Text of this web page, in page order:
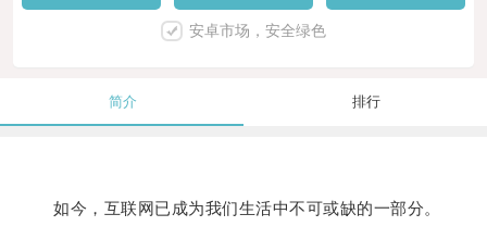
安卓市场，安全绿色
简介 排行
如今，互联网已成为我们生活中不可或缺的一部分。